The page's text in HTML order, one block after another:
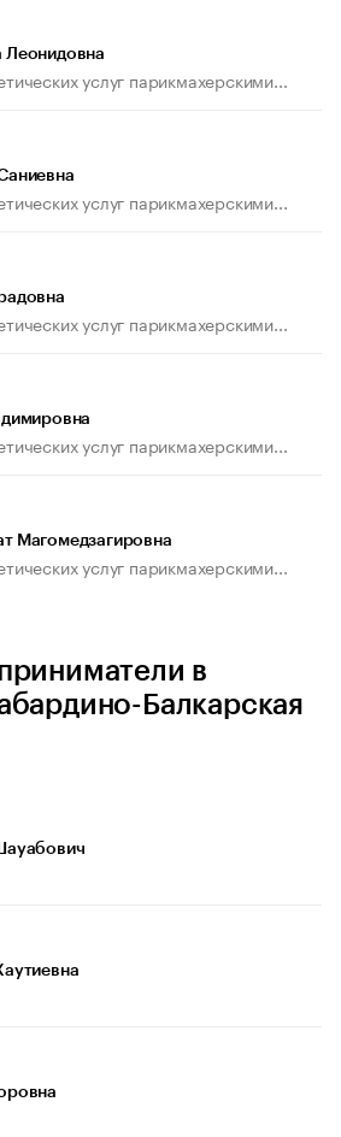
Леонидовна
услуг парикмахерскими...
услуг парикмахерскими...
услуг парикмахерскими...
услуг парикмахерскими...
Магомедзагировна
услуг парикмахерскими...
в
Балкарская